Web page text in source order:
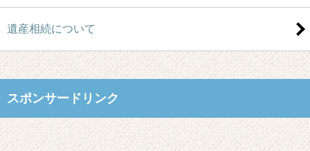
遺産相続について
スポンサードリンク